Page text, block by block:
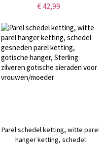
€ 42,99
Parel schedel ketting, witte parel
hanger ketting, schedel